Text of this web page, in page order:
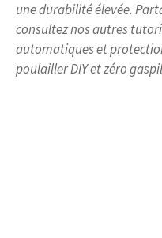
une durabilité élevée.
consultez nos autres
automatiques et
poulailler DIY et zéro